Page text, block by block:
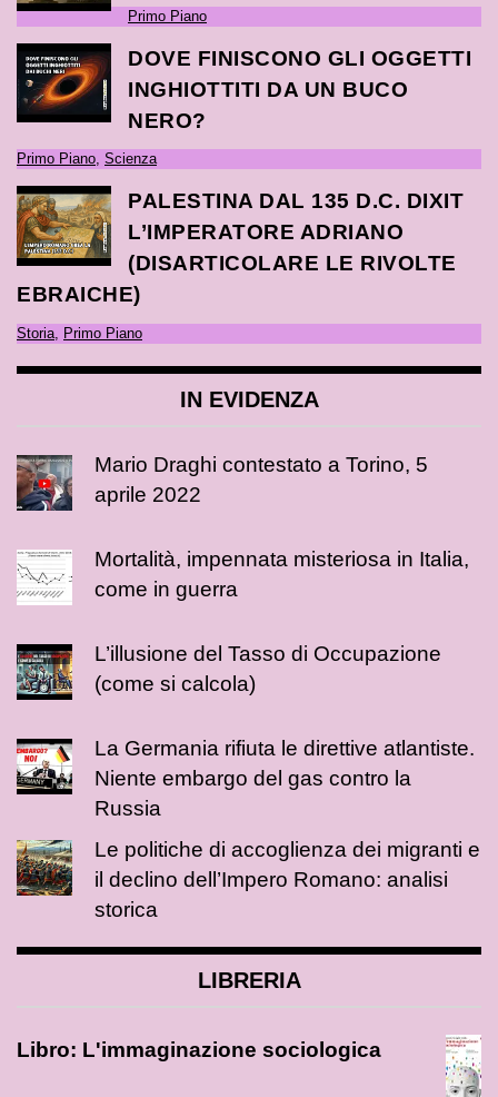
Primo Piano
DOVE FINISCONO GLI OGGETTI
INGHIOTTITI DA UN BUCO
NERO?
Primo Piano, Scienza
PALESTINA DAL 135 D.C. DIXIT
L’IMPERATORE ADRIANO
(DISARTICOLARE LE RIVOLTE
EBRAICHE)
Storia Primo Piano
IN EVIDENZA
Mario Draghi contestato a Torino, 5
aprile 2022
Mortalità, impennata misteriosa in Italia,
come in guerra
L’illusione del Tasso di Occupazione
(come si calcola)
La Germania rifiuta le direttive atlantiste.
Niente embargo del gas contro la
Russia
Le politiche di accoglienza dei migranti e
il declino dell’Impero Romano: analisi
storica
LIBRERIA
Libro: L'immaginazione sociologica